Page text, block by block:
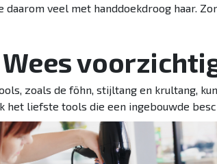
daarom veel met handdoekdroog haar.
Wees
zoals de föhn, stijltang en krultang,
het liefste tools die een ingebouwde